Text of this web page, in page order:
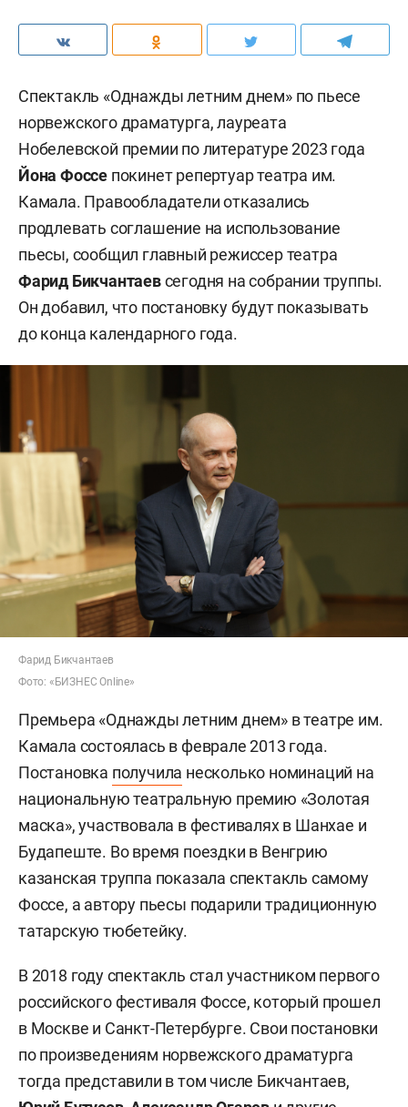
Спектакль «Однажды летним днем» по пьесе
норвежского драматурга, лауреата
Нобелевской премии по литературе 2023 года
Йона Фоссе покинет репертуар театра им.
Камала. Правообладатели отказались
продлевать соглашение на использование
пьесы, сообщил главный режиссер театра
Фарид Бикчантаевсегодня на собрании труппы.
Он добавил, что постановку будут показывать
до конца календарного года.
Фарид Бикчантаев
Фото: «БИЗНЕС Online»
Премьера «Однажды летним днем» в театре им.
Камала состоялась в феврале 2013 года.
Постановка получила несколько номинаций на
национальную театральную премию «Золотая
маска», участвовала в фестивалях в Шанхае и
Будапеште. Во время поездки в Венгрию
казанская труппа показала спектакль самому
Фоссе, а автору пьесы подарили традиционную
татарскую тюбетейку.
В 2018 году спектакль стал участником первого
российского фестиваля Фоссе, который прошел
в Москве и Санкт-Петербурге. Свои постановки
по произведениям норвежского драматурга
тогда представили в том числе Бикчантаев,